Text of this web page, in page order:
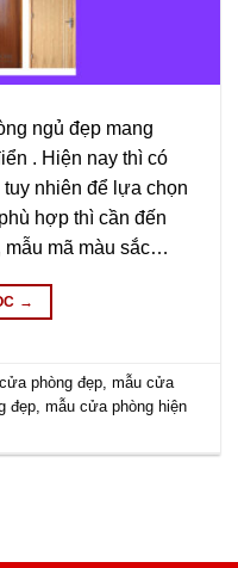
ngủ đẹp mang
. Hiện nay thì có
nhiên để lựa chọn
hợp thì cần đến
mẫu mã màu sắc…
→
cửa phòng đẹp ,mẫu cửa
đẹp ,mẫu cửa phòng hiện